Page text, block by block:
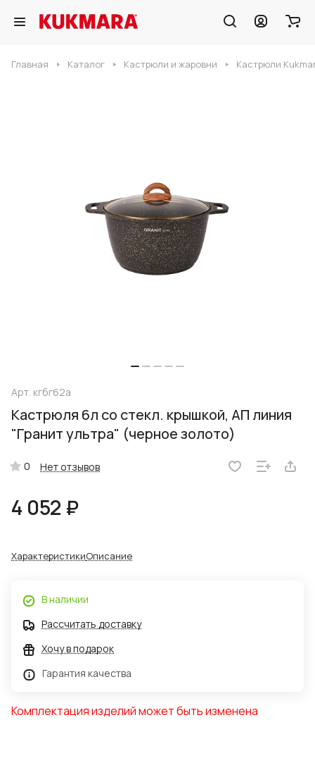
Главная Каталог Кастрюли и жаровни Кастрюли
Арт. кгбг62а
Кастрюля 6л со стекл. крышкой, АП линия
"Гранит ультра" (черное золото)
0 Нет отзывов
4 052 ₽
ХарактеристикиОписание
В наличии
Рассчитать доставку
Хочу в подарок
Гарантия качества
Комплектация изделий может быть изменена